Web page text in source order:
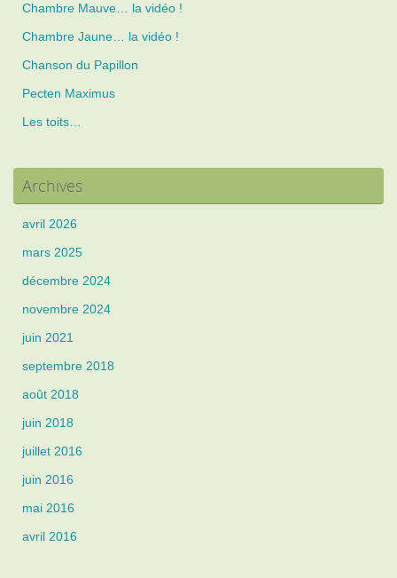
Chambre Mauve… la vidéo !
Chambre Jaune… la vidéo !
Chanson du Papillon
Pecten Maximus
Les toits…
Archives
avril 2026
mars 2025
décembre 2024
novembre 2024
juin 2021
septembre 2018
août 2018
juin 2018
juillet 2016
juin 2016
mai 2016
avril 2016